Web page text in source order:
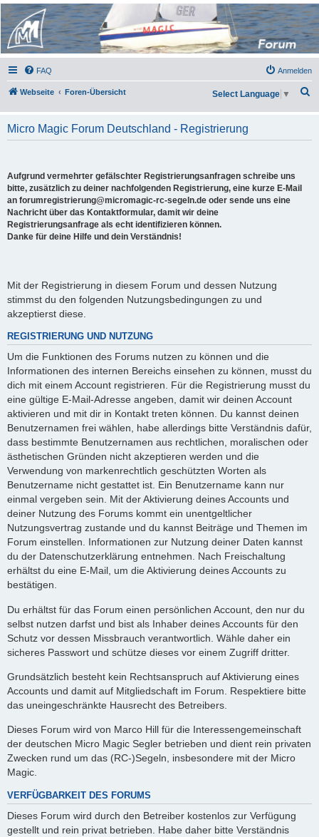
Micro Magic Forum
Deutschland
FAQ Anmelden
Webseite Foren-Übersicht
h
Select Language ▼
Micro Magic Forum Deutschland - Registrierung
Aufgrund vermehrter gefälschter Registrierungsanfragen schreibe uns
bitte, zusätzlich zu deiner nachfolgenden Registrierung, eine kurze E-Mail
an forumregistrierung@micromagic-rc-segeln.de oder sende uns eine
Nachricht über das Kontaktformular, damit wir deine
Registrierungsanfrage als echt identifizieren können.
Danke für deine Hilfe und dein Verständnis!
Mit der Registrierung in diesem Forum und dessen Nutzung
stimmst du den folgenden Nutzungsbedingungen zu und
akzeptierst diese.
REGISTRIERUNG UND NUTZUNG
Um die Funktionen des Forums nutzen zu können und die
Informationen des internen Bereichs einsehen zu können, musst du
dich mit einem Account registrieren. Für die Registrierung musst du
eine gültige E-Mail-Adresse angeben, damit wir deinen Account
aktivieren und mit dir in Kontakt treten können. Du kannst deinen
Benutzernamen frei wählen, habe allerdings bitte Verständnis dafür,
dass bestimmte Benutzernamen aus rechtlichen, moralischen oder
ästhetischen Gründen nicht akzeptieren werden und die
Verwendung von markenrechtlich geschützten Worten als
Benutzername nicht gestattet ist. Ein Benutzername kann nur
einmal vergeben sein. Mit der Aktivierung deines Accounts und
deiner Nutzung des Forums kommt ein unentgeltlicher
Nutzungsvertrag zustande und du kannst Beiträge und Themen im
Forum einstellen. Informationen zur Nutzung deiner Daten kannst
du der Datenschutzerklärung entnehmen. Nach Freischaltung
erhältst du eine E-Mail, um die Aktivierung deines Accounts zu
bestätigen.
Du erhältst für das Forum einen persönlichen Account, den nur du
selbst nutzen darfst und bist als Inhaber deines Accounts für den
Schutz vor dessen Missbrauch verantwortlich. Wähle daher ein
sicheres Passwort und schütze dieses vor einem Zugriff dritter.
Grundsätzlich besteht kein Rechtsanspruch auf Aktivierung eines
Accounts und damit auf Mitgliedschaft im Forum. Respektiere bitte
das uneingeschränkte Hausrecht des Betreibers.
Dieses Forum wird von Marco Hill für die Interessengemeinschaft
der deutschen Micro Magic Segler betrieben und dient rein privaten
Zwecken rund um das (RC-)Segeln, insbesondere mit der Micro
Magic.
VERFÜGBARKEIT DES FORUMS
Dieses Forum wird durch den Betreiber kostenlos zur Verfügung
gestellt und rein privat betrieben. Habe daher bitte Verständnis